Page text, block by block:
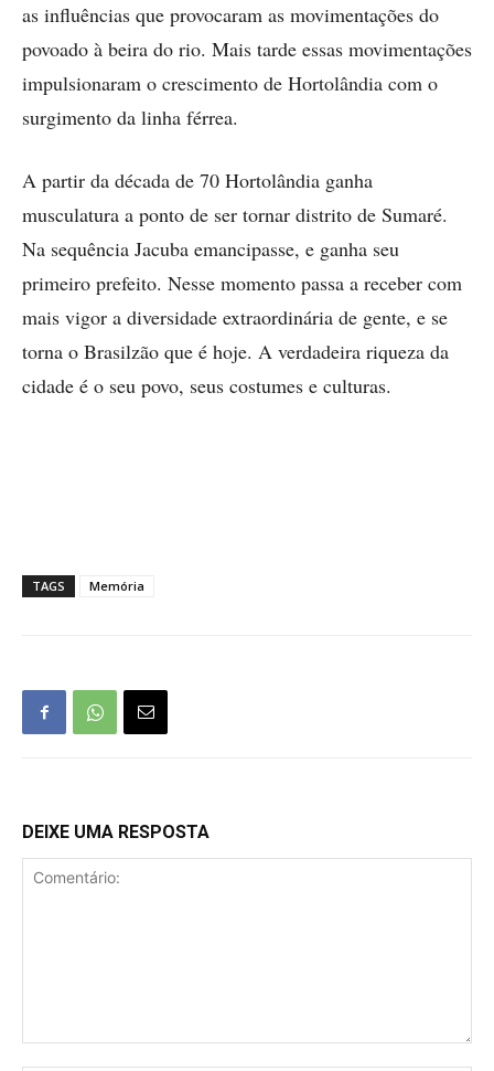
as influências que provocaram as movimentações do
povoado à beira do rio. Mais tarde essas movimentações
impulsionaram o crescimento de Hortolândia com o
surgimento da linha férrea.
A partir da década de 70 Hortolândia ganha
musculatura a ponto de ser tornar distrito de Sumaré.
Na sequência Jacuba emancipasse, e ganha seu
primeiro prefeito. Nesse momento passa a receber com
mais vigor a diversidade extraordinária de gente, e se
torna o Brasilzão que é hoje. A verdadeira riqueza da
cidade é o seu povo, seus costumes e culturas.
TAGS Memória
DEIXE UMA RESPOSTA